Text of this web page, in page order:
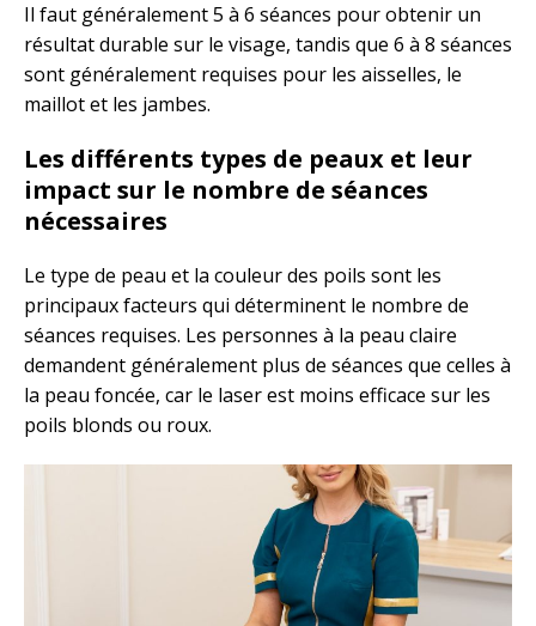
Il faut généralement 5 à 6 séances pour obtenir un
résultat durable sur le visage, tandis que 6 à 8 séances
sont généralement requises pour les aisselles, le
maillot et les jambes.
Les différents types de peaux et leur
impact sur le nombre de séances
nécessaires
Le type de peau et la couleur des poils sont les
principaux facteurs qui déterminent le nombre de
séances requises. Les personnes à la peau claire
demandent généralement plus de séances que celles à
la peau foncée, car le laser est moins efficace sur les
poils blonds ou roux.